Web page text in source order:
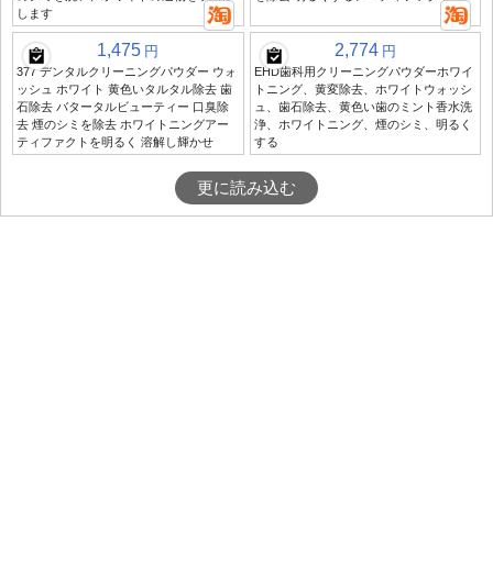
します
1,475 円
377 デンタルクリーニングパウダー ウォ
ッシュ ホワイト 黄色いタルタル除去 歯
石除去 バタータルビューティー 口臭除
去 煙のシミを除去 ホワイトニングアー
ティファクトを明るく 溶解し輝かせ
2,774 円
EHD歯科用クリーニングパウダーホワイ
トニング、黄変除去、ホワイトウォッシ
ュ、歯石除去、黄色い歯のミント香水洗
浄、ホワイトニング、煙のシミ、明るく
する
更に読み込む